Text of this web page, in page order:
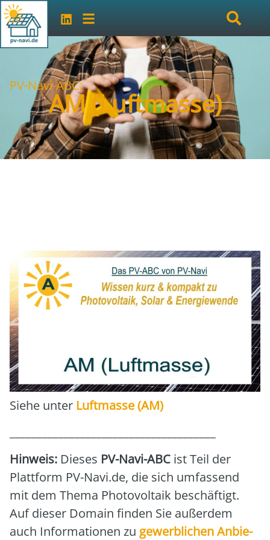
PV-Navi-ABC:
AM (Luftmasse)
Sie­he unter Luft­mas­se (AM)
Hin­weis: Die­ses PV-Navi-ABC ist Teil der
Platt­form PV-Navi.de, die sich umfas­send
mit dem The­ma Pho­to­vol­ta­ik beschäf­tigt.
Auf die­ser Domain fin­den Sie außer­dem
auch Infor­ma­tio­nen zu gewerb­li­chen Anbie­